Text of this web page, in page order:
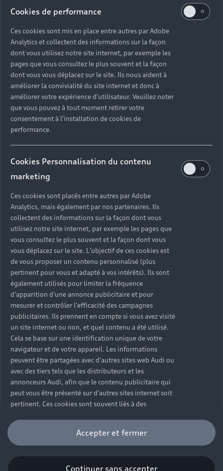
Découvrez nos autres vidéos
sur la recharge de votre
Audi électrique
Découvrir
Tous les modèles
Recherche de véhicules neufs
Véhicules d'occasion disponibles
Demander un essai
Contactez-nous
Modèles
Électrique
Hybride rechargeable
Sport
Achat et location
Voir nos véhicules disponibles
Offres du moment
Votre Audi
Entretenir et réparer mon Audi
Action de Service EA 189
Cotrans Assistance
Campagne de rappel Airbag Takata
Univers Audi
Notre vision
Audi Sport
Carrières
© 2024 Cotrans Automobiles. Tous droits réservés.
Mentions légales
Politique sur les cookies
Gérer vos cookies
Politique de confidentialité
Certains des équipements et options présentés sur les
visuels peuvent ne pas être disponibles à la Réunion.
Pour plus d’informations, contactez votre concession
Accepter et fermer
Continuer sans accepter
Cookies de performance
Ces cookies sont mis en place entre autres par Adobe
Analytics et collectent des informations sur la façon
dont vous utilisez notre site internet, par exemple les
pages que vous consultez le plus souvent et la façon
dont vous vous déplacez sur le site. Ils nous aident à
améliorer la convivialité du site internet et donc à
améliorer votre expérience d'utilisateur. Veuillez noter
que vous pouvez à tout moment retirer votre
consentement à l'installation de cookies de
performance.
Cookies Personnalisation du contenu
marketing
Ces cookies sont placés entre autres par Adobe
Analytics, mais également par nos partenaires. Ils
collectent des informations sur la façon dont vous
utilisez notre site internet, par exemple les pages que
vous consultez le plus souvent et la façon dont vous
vous déplacez sur le site. L'objectif de ces cookies est
de vous proposer un contenu personnalisé (plus
pertinent pour vous et adapté à vos intérêts). Ils sont
également utilisés pour limiter la fréquence
d'apparition d'une annonce publicitaire et pour
mesurer et contrôler l'efficacité des campagnes
publicitaires. Ils prennent en compte si vous avez visité
un site internet ou non, et quel contenu a été utilisé.
Cela se base sur une identification unique de votre
navigateur et de votre appareil. Les informations
peuvent être partagées avec d'autres sites web Audi ou
avec des tiers tels que les distributeurs et les
annonceurs Audi, afin que le contenu publicitaire qui
peut vous être présenté sur d'autres sites internet soit
pertinent. Ces cookies sont souvent liés à des
approprié. Veuillez noter que vous pouvez à tout
moment retirer votre consentement à l'installation de
cookies personnalisation du contenu marketing.
Pour obtenir des informations plus spécifiques sur la